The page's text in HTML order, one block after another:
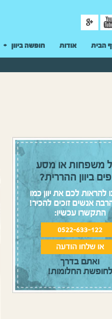
הבית אודות חופשה ביוון
משפחות או מסע
ביוון ההררית?
להראות לכם את יוון כמו
אנשים זוכים להכיר!
התקשרו עכשיו:
0522-633-122
או שלחו הודעה
ואתם בדרך
לחופשת החלומות!